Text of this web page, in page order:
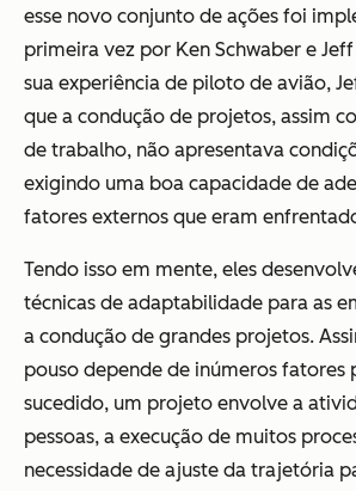
esse novo conjunto de ações foi
primeira vez por Ken Schwaber e
sua experiência de piloto de avião,
que a condução de projetos, assim
de trabalho, não apresentava
exigindo uma boa capacidade de
fatores externos que eram
Tendo isso em mente, eles
técnicas de adaptabilidade para as
a condução de grandes projetos.
pouso depende de inúmeros fatores
sucedido, um projeto envolve a
pessoas, a execução de muitos
necessidade de ajuste da trajetória